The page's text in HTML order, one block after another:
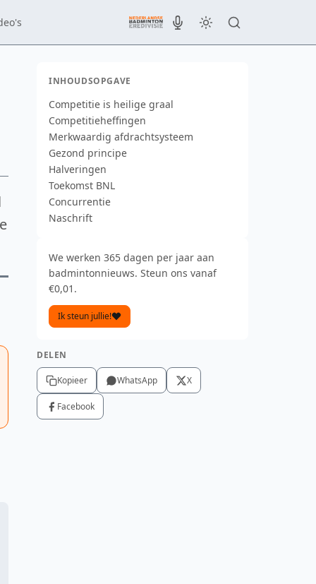
INHOUDSOPGAVE
Competitie is heilige graal
Competitieheffingen
Merkwaardig afdrachtsysteem
Gezond principe
Halveringen
Toekomst BNL
Concurrentie
Naschrift
We werken 365 dagen per jaar aan
badmintonnieuws. Steun ons vanaf
€0,01.
Ik steun jullie!
DELEN
Kopieer WhatsApp X
Facebook